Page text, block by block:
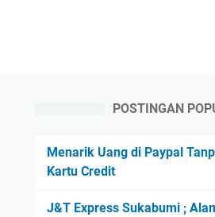
POSTINGAN
Menarik Uang di Paypal
Kartu Credit
J&T Express Sukabumi ;